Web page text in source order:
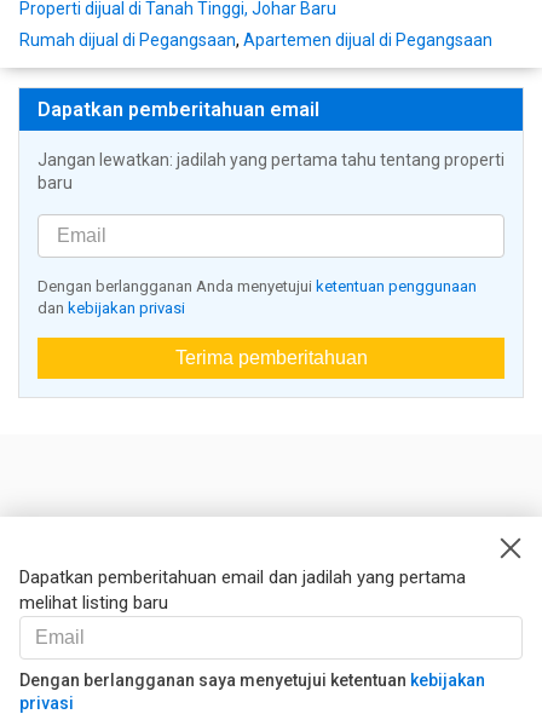
Properti dijual di Tanah Tinggi, Johar Baru
Rumah dijual di Pegangsaan, Apartemen dijual di Pegangsaan
Dapatkan pemberitahuan email
Jangan lewatkan: jadilah yang pertama tahu tentang properti
baru
Dengan berlangganan Anda menyetujui ketentuan penggunaan
dan kebijakan privasi
Terima pemberitahuan
Dapatkan pemberitahuan email dan jadilah yang pertama
melihat listing baru
Dengan berlangganan saya menyetujui ketentuan kebijakan
privasi
Kontak kami
Hukum
Syarat dan ketentuan
Kebijakan privasi